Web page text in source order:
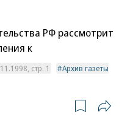
РФ рассмотрит
к
стр. 1
Архив газеты